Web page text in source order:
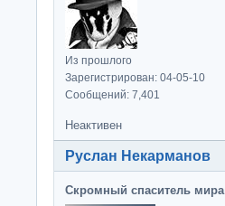
Из прошлого
Зарегистрирован: 04-05-10
Сообщений: 7,401
Неактивен
Руслан Некарманов
Скромный спаситель мира